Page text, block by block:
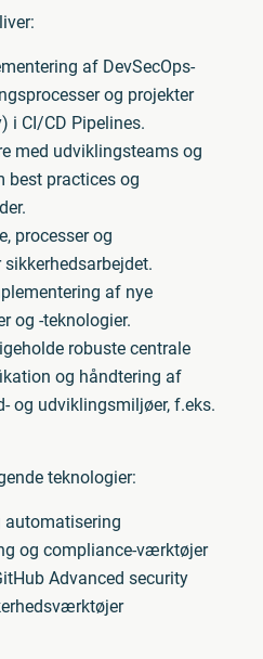
af DevSecOps-
og projekter
i CI/CD Pipelines.
med udviklingsteams og
best practices og
processer og
af nye
og -teknologier.
robuste centrale
og håndtering af
og udviklingsmiljøer, f.eks.
teknologier:
automatisering
og compliance-værktøjer
Advanced security